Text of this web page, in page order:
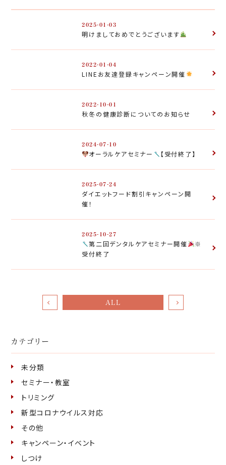
カテゴリー
未分類
セミナー・教室
トリミング
新型コロナウイルス対応
その他
キャンペーン・イベント
しつけ
2025-01-03
明けましておめでとうございます
2022-01-04
LINEお友達登録キャンペーン開催
2022-10-01
秋冬の健康診断についてのお知らせ
2024-07-10
オーラルケアセミナー 【受付終了】
2025-07-24
ダイエットフード割引キャンペーン開
催！
2025-10-27
第二回デンタルケアセミナー開催
※
受付終了
ALL